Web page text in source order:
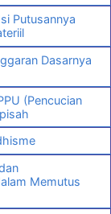
Putusannya
Dasarnya
(Pencucian
Memutus